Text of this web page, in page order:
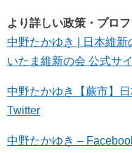
より詳しい政策・プロ
中野たかゆき | 日本維新
いたま維新の会 公式サ
中野たかゆき【蕨市】
Twitter
中野たかゆき –